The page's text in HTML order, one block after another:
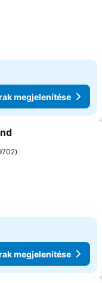
megjelenítése
a kedvencekhez
megjelenítése